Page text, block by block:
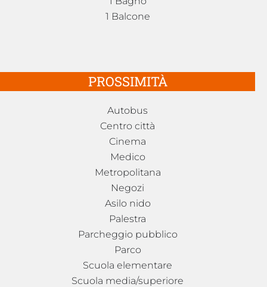
1 Balcone
PROSSIMITÀ
Autobus
Centro città
Cinema
Medico
Metropolitana
Negozi
Asilo nido
Palestra
Parcheggio pubblico
Parco
Scuola elementare
Scuola media/superiore